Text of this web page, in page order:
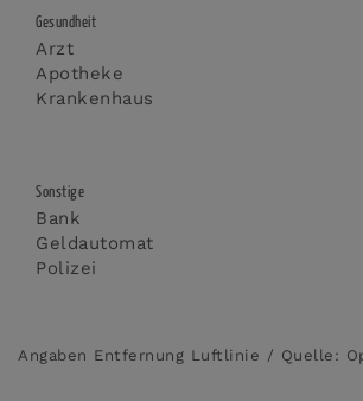
Gesundheit
Arzt
Apotheke
Krankenhaus
Sonstige
Bank
Geldautomat
Polizei
Angaben Entfernung Luftlinie / Quelle: